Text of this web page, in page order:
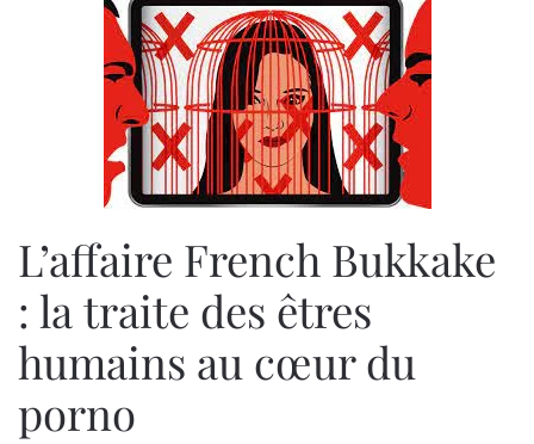
L’affaire French Bukkake
: la traite des êtres
humains au cœur du
porno